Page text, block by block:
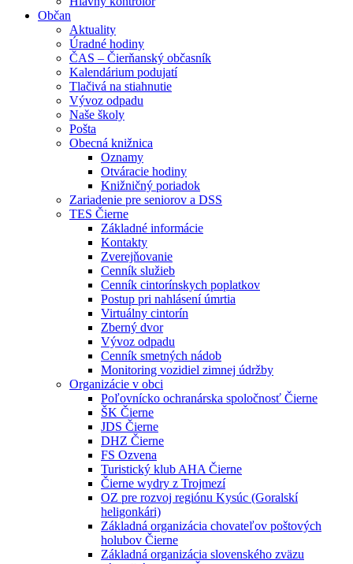
Občan
Aktuality
Úradné hodiny
ČAS – Čierňanský občasník
Kalendárium podujatí
Tlačivá na stiahnutie
Vývoz odpadu
Naše školy
Pošta
Obecná knižnica
Oznamy
Otváracie hodiny
Knižničný poriadok
Zariadenie pre seniorov a DSS
TES Čierne
Základné informácie
Kontakty
Zverejňovanie
Cenník služieb
Cenník cintorínskych poplatkov
Postup pri nahlásení úmrtia
Virtuálny cintorín
Zberný dvor
Vývoz odpadu
Cenník smetných nádob
Monitoring vozidiel zimnej údržby
Organizácie v obci
Poľovnícko ochranárska spoločnosť Čierne
ŠK Čierne
JDS Čierne
DHZ Čierne
FS Ozvena
Turistický klub AHA Čierne
Čierne wydry z Trojmezí
OZ pre rozvoj regiónu Kysúc (Goralskí
heligonkári)
Základná organizácia chovateľov poštových
holubov Čierne
Základná organizácia slovenského zväzu